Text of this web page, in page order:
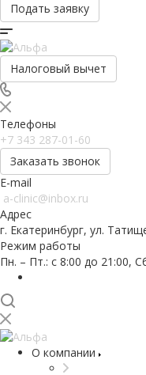
Подать заявку
Налоговый вычет
Телефоны
+7 343 287-01-60
Заказать звонок
E-mail
a-clinic@inbox.ru
Адрес
г. Екатеринбург, ул.
Режим работы
Пн. – Пт.: с 8:00 до 21:00,
О компании